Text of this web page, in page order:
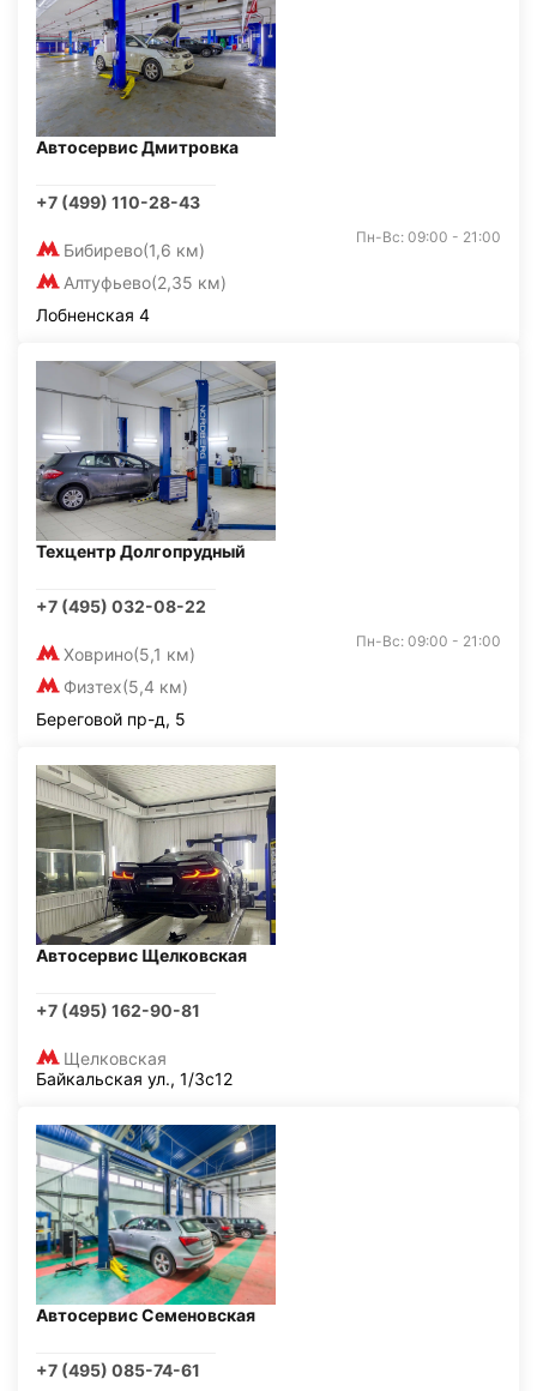
Автосервис Дмитровка
+7 (499) 110-28-43
Бибирево(1,6 км)
Алтуфьево(2,35 км)
Пн-Вс: 09:00 - 21:00
Лобненская 4
Техцентр Долгопрудный
+7 (495) 032-08-22
Ховрино(5,1 км)
Физтех(5,4 км)
Пн-Вс: 09:00 - 21:00
Береговой пр-д, 5
Автосервис Щелковская
+7 (495) 162-90-81
Щелковская
Байкальская ул., 1/3с12
Автосервис Семеновская
+7 (495) 085-74-61